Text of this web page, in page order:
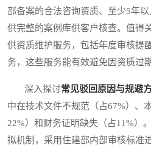
部备案的合法咨询资质、至少5年
供完整的案例库供客户核查。值得
供资质维护服务，包括年度审核提
务，这些服务能有效避免因资质过
深入探讨常见驳回原因与规避
中在技术文件不规范（占67%）、
22%）和财务证明缺失（占11%）
拟机制，采用住建部内部审核标准